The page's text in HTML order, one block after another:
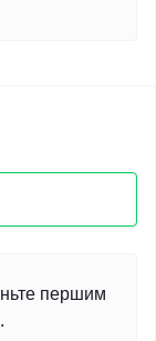
першим